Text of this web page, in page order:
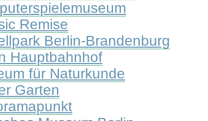
Remise
Berlin-Brandenburg
Hauptbahnhof
für Naturkunde
Garten